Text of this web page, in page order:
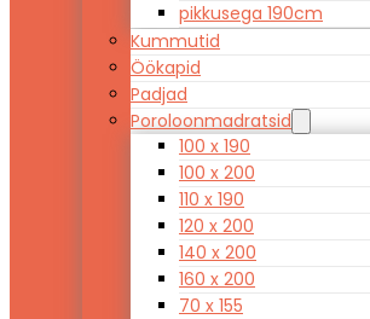
pikkusega 190cm
Kummutid
Öökapid
Padjad
Poroloonmadratsid
100 x 190
100 x 200
110 x 190
120 x 200
140 x 200
160 x 200
70 x 155